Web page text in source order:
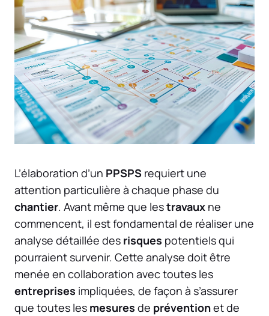
L’élaboration d’un PPSPS requiert une
attention particulière à chaque phase du
chantier. Avant même que lestravaux ne
commencent, il est fondamental de réaliser une
analyse détaillée des risques potentiels qui
pourraient survenir. Cette analyse doit être
menée en collaboration avec toutes les
entreprises impliquées, de façon à s’assurer
que toutes les mesures de préventionet de